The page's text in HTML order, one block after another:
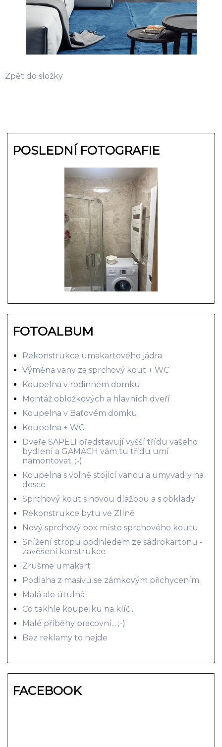
Zpět do složky
POSLEDNÍ FOTOGRAFIE
FOTOALBUM
Rekonstrukce umakartového jádra
Výměna vany za sprchový kout + WC
Koupelna v rodinném domku
Montáž obložkových a hlavních dveří
Koupelna v Baťovém domku
Koupelna + WC
Dveře SAPELI představují vyšší třídu vašeho
bydlení a GAMACH vám tu třídu umí
namontovat. ;-)
Koupelna s volně stojící vanou a umyvadly na
desce
Sprchový kout s novou dlažbou a s obklady
Rekonstrukce bytu ve Zlíně
Nový sprchový box místo sprchového koutu
Snížení stropu podhledem ze sádrokartonu -
zavěšení konstrukce
Zrušme umakart
Podlaha z masivu se zámkovým přichycením.
Malá ale útulná
Co takhle koupelku na klíč...
Malé příběhy pracovní... ;-)
Bez reklamy to nejde
FACEBOOK